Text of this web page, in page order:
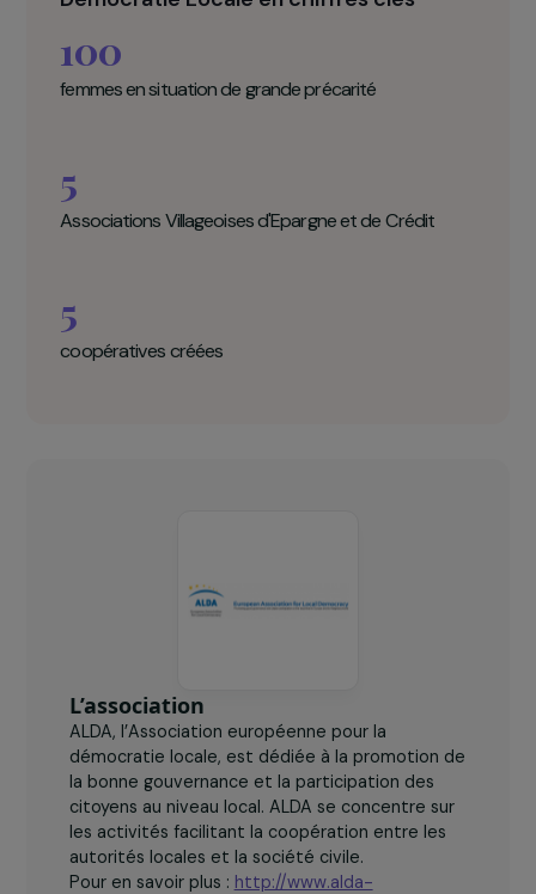
capacité d’agir et leur pouvoir économique.
ALDA - Association des Agences de la
100
femmes en situation de grande précarité